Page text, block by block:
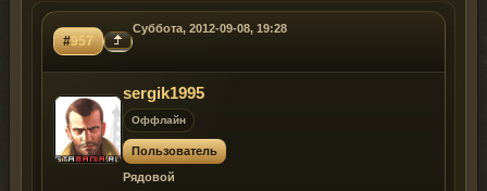
#957
Суббота, 2012-09-08, 19:28
sergik1995
Оффлайн
Пользователь
Рядовой